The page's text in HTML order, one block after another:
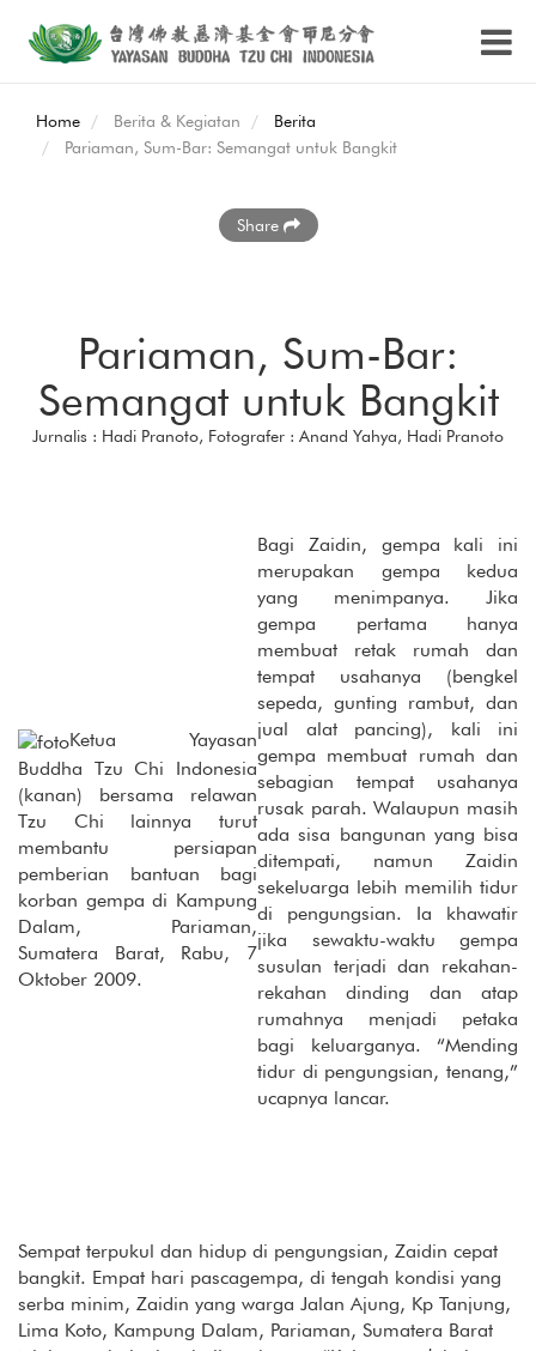
Home Berita & Kegiatan
Berita
Pariaman, Sum-Bar: Semangat untuk Bangkit
Share
Pariaman, Sum-Bar:
Semangat untuk Bangkit
Jurnalis : Hadi Pranoto, Fotografer : Anand Yahya, Hadi Pranoto
Ketua Yayasan
Buddha Tzu Chi Indonesia
(kanan) bersama relawan
Tzu Chi lainnya turut
membantu persiapan
pemberian bantuan bagi
korban gempa di Kampung
Dalam, Pariaman,
Sumatera Barat, Rabu, 7
Oktober 2009.
Bagi Zaidin, gempa kali ini
merupakan gempa kedua
yang menimpanya. Jika
gempa pertama hanya
membuat retak rumah dan
tempat usahanya (bengkel
sepeda, gunting rambut, dan
jual alat pancing), kali ini
gempa membuat rumah dan
sebagian tempat usahanya
rusak parah. Walaupun masih
ada sisa bangunan yang bisa
ditempati, namun Zaidin
sekeluarga lebih memilih tidur
di pengungsian. Ia khawatir
jika sewaktu-waktu gempa
susulan terjadi dan rekahan-
rekahan dinding dan atap
rumahnya menjadi petaka
bagi keluarganya. “Mending
tidur di pengungsian, tenang,”
ucapnya lancar.
Sempat terpukul dan hidup di pengungsian, Zaidin cepat
bangkit. Empat hari pascagempa, di tengah kondisi yang
serba minim, Zaidin yang warga Jalan Ajung, Kp Tanjung,
Lima Koto, Kampung Dalam, Pariaman, Sumatera Barat